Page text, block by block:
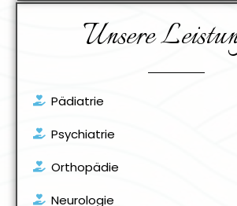
Unsere
Pädiatrie
Psychiatrie
Orthopädie
Neurologie